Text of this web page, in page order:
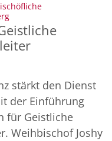
:
stärkt den Dienst
der Einführung
für Geistliche
Weihbischof Joshy